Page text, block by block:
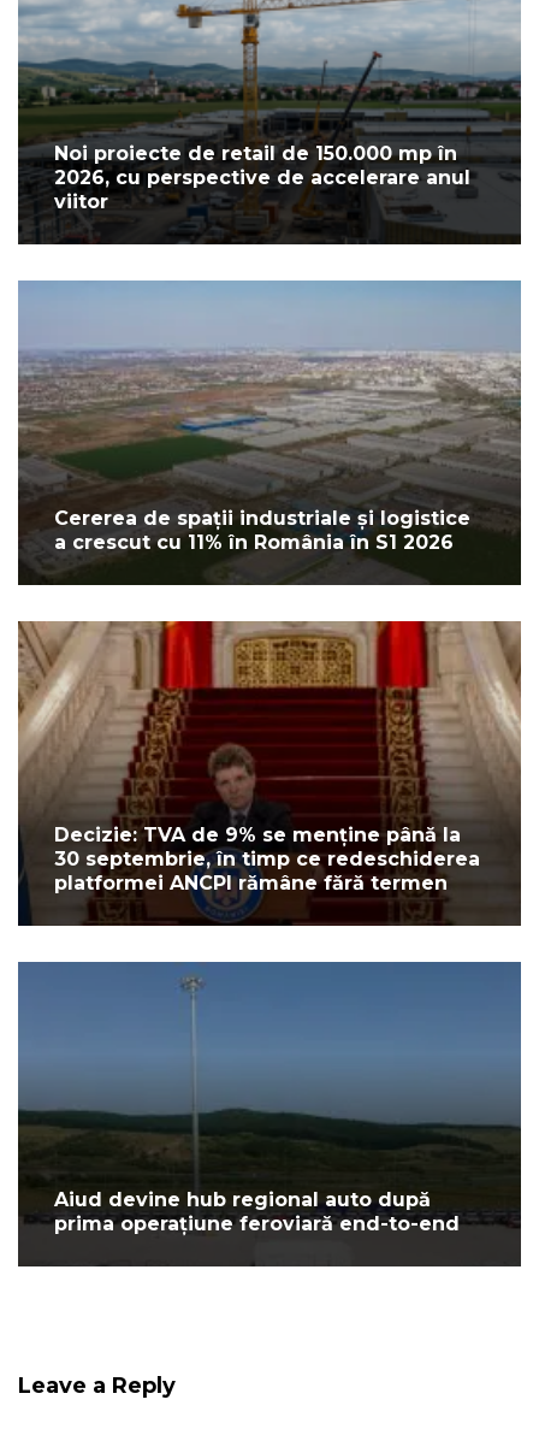
Noi proiecte de retail de 150.000 mp în
2026, cu perspective de accelerare anul
viitor
Cererea de spații industriale și logistice
a crescut cu 11% în România în S1 2026
Decizie: TVA de 9% se menține până la
30 septembrie, în timp ce redeschiderea
platformei ANCPI rămâne fără termen
Aiud devine hub regional auto după
prima operațiune feroviară end-to-end
Leave a Reply